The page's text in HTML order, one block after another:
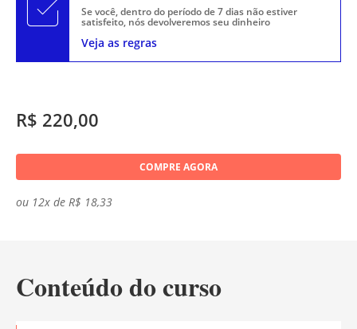
R$ 220,00
COMPRE AGORA
ou 12x de R$ 18,33
Se você, dentro do período de 7 dias não estiver
satisfeito, nós devolveremos seu dinheiro
Veja as regras
Conteúdo do curso